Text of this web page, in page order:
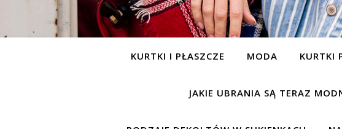
KURTKI I PŁASZCZE MODA KURTKI
JAKIE UBRANIA SĄ TERAZ